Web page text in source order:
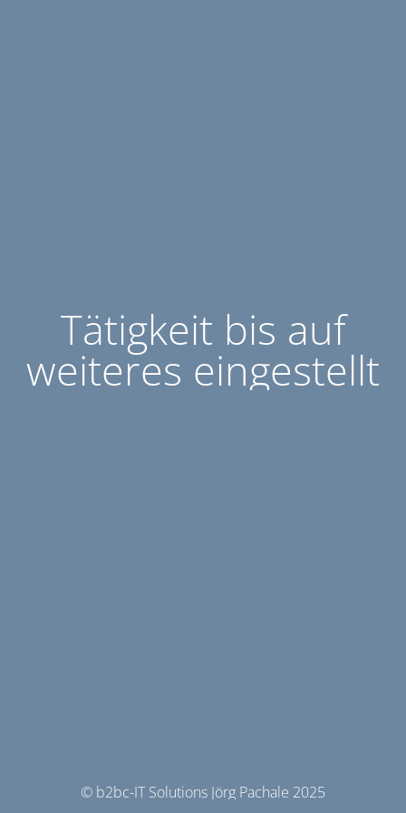
Tätigkeit bis auf
weiteres eingestellt
© b2bc-IT Solutions Jörg Pachale 2025